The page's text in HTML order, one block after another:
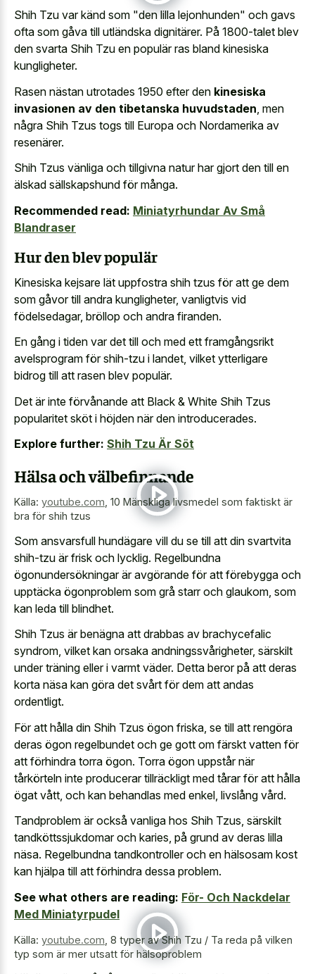
Shih Tzu var känd som "den lilla lejonhunden" och gavs
ofta som gåva till utländska dignitärer. På 1800-talet blev
den svarta Shih Tzu en populär ras bland kinesiska
kungligheter.
Rasen nästan utrotades 1950 efter den kinesiska
invasionen av den tibetanska huvudstaden , men
några Shih Tzus togs till Europa och Nordamerika av
resenärer.
Shih Tzus vänliga och tillgivna natur har gjort den till en
älskad sällskapshund för många.
Recommended read: Miniatyrhundar Av Små
Blandraser
Hur den blev populär
Kinesiska kejsare lät uppfostra shih tzus för att ge dem
som gåvor till andra kungligheter, vanligtvis vid
födelsedagar, bröllop och andra firanden.
En gång i tiden var det till och med ett framgångsrikt
avelsprogram för shih-tzu i landet, vilket ytterligare
bidrog till att rasen blev populär.
Det är inte förvånande att Black & White Shih Tzus
popularitet sköt i höjden när den introducerades.
Explore further: Shih Tzu Är Söt
Hälsa och välbefinnande
Källa: youtube.com, 10 Mänskliga livsmedel som faktiskt är
bra för shih tzus
Som ansvarsfull hundägare vill du se till att din svartvita
shih-tzu är frisk och lycklig. Regelbundna
ögonundersökningar är avgörande för att förebygga och
upptäcka ögonproblem som grå starr och glaukom, som
kan leda till blindhet.
Shih Tzus är benägna att drabbas av brachycefalic
syndrom, vilket kan orsaka andningssvårigheter, särskilt
under träning eller i varmt väder. Detta beror på att deras
korta näsa kan göra det svårt för dem att andas
ordentligt.
För att hålla din Shih Tzus ögon friska, se till att rengöra
deras ögon regelbundet och ge gott om färskt vatten för
att förhindra torra ögon. Torra ögon uppstår när
tårkörteln inte producerar tillräckligt med tårar för att hålla
ögat vått, och kan behandlas med enkel, livslång vård.
Tandproblem är också vanliga hos Shih Tzus, särskilt
tandköttssjukdomar och karies, på grund av deras lilla
näsa. Regelbundna tandkontroller och en hälsosam kost
kan hjälpa till att förhindra dessa problem.
See what others are reading: För- Och Nackdelar
Med Miniatyrpudel
Källa: youtube.com 8 typer av Shih Tzu / Ta reda på vilken
typ som är mer utsatt för hälsoproblem